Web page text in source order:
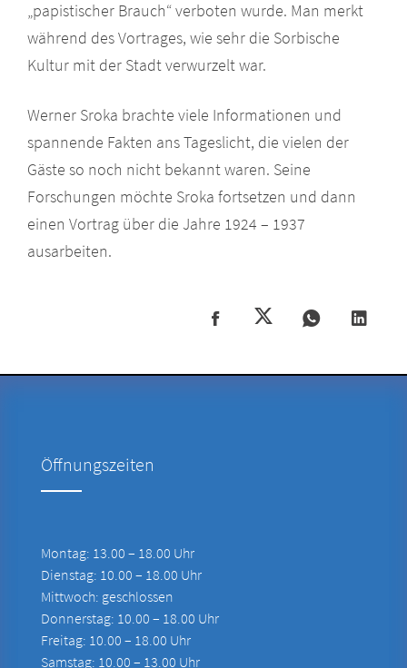
„papistischer Brauch“ verboten wurde. Man merkt
während des Vortrages, wie sehr die Sorbische
Kultur mit der Stadt verwurzelt war.
Werner Sroka brachte viele Informationen und
spannende Fakten ans Tageslicht, die vielen der
Gäste so noch nicht bekannt waren. Seine
Forschungen möchte Sroka fortsetzen und dann
einen Vortrag über die Jahre 1924 – 1937
ausarbeiten.
Öffnungszeiten
Montag: 13.00 – 18.00 Uhr
Dienstag: 10.00 – 18.00 Uhr
Mittwoch: geschlossen
Donnerstag: 10.00 – 18.00 Uhr
Freitag: 10.00 – 18.00 Uhr
Samstag: 10.00 – 13.00 Uhr